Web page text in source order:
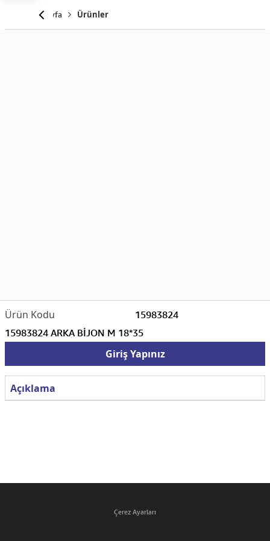
Anasayfa Ürünler
15983824
15983824 ARKA BİJON M 18*35
Giriş Yapınız
Açıklama
Çerez Ayarları